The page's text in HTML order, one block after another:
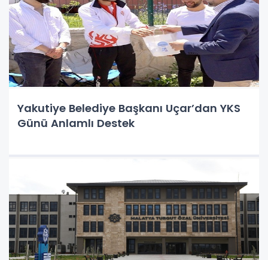
Yakutiye Belediye Başkanı Uçar’dan YKS
Günü Anlamlı Destek